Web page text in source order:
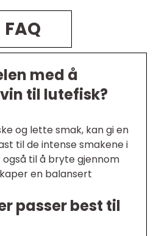
FAQ
med å
til lutefisk?
og lette smak, kan gi en
til de intense smakene i
også til å bryte gjennom
en balansert
passer best til